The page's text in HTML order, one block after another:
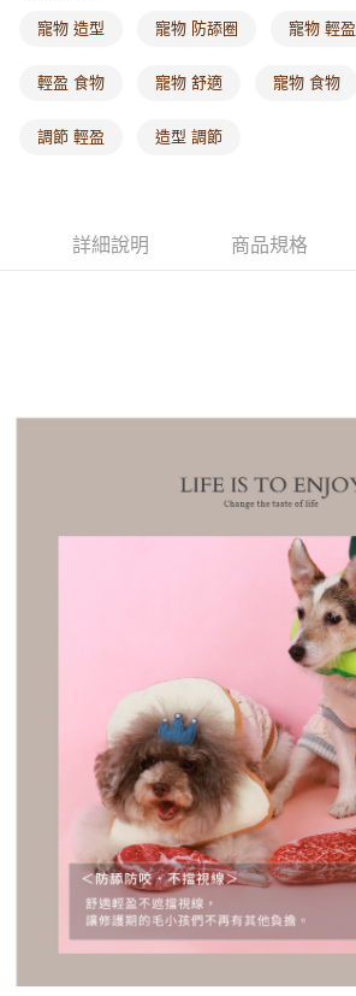
寵物 造型 寵物 防舔圈 寵物 輕盈
輕盈 食物 寵物 舒適 寵物 食物
調節 輕盈 造型 調節
詳細說明 商品規格